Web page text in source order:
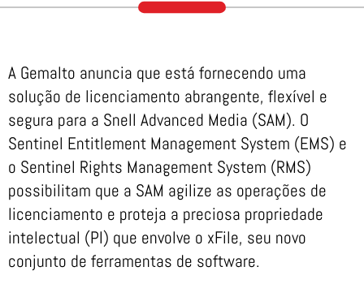
A Gemalto anuncia que está fornecendo uma
solução de licenciamento abrangente, flexível e
segura para a Snell Advanced Media (SAM). O
Sentinel Entitlement Management System (EMS) e
o Sentinel Rights Management System (RMS)
possibilitam que a SAM agilize as operações de
licenciamento e proteja a preciosa propriedade
intelectual (PI) que envolve o xFile, seu novo
conjunto de ferramentas de software.